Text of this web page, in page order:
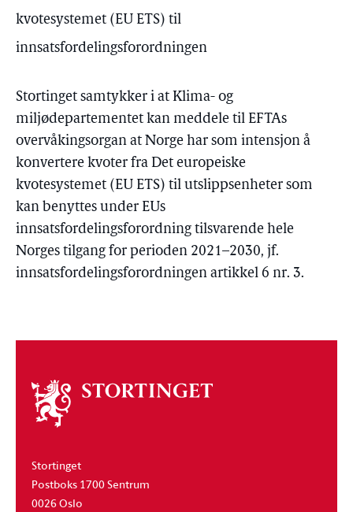
kvotesystemet (EU ETS) til
innsatsfordelingsforordningen
Stortinget samtykker i at Klima- og
miljødepartementet kan meddele til EFTAs
overvåkingsorgan at Norge har som intensjon å
konvertere kvoter fra Det europeiske
kvotesystemet (EU ETS) til utslippsenheter som
kan benyttes under EUs
innsatsfordelingsforordning tilsvarende hele
Norges tilgang for perioden 2021–2030, jf.
innsatsfordelingsforordningen artikkel 6 nr. 3.
Om
stortinget
Stortinget
Postboks 1700 Sentrum
0026 Oslo